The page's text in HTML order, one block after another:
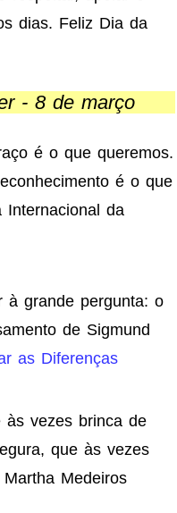
dias. Feliz Dia da
- 8 de março
é o que queremos.
é o que
Internacional da
à grande pergunta: o
de Sigmund
as Diferenças
às vezes brinca de
que às vezes
Medeiros